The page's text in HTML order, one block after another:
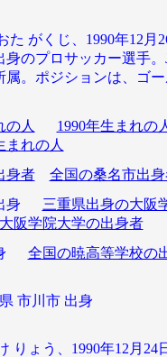
た がくじ、1990年12月
身のプロサッカー選手
属。ポジションは、ゴ
の人
1990年生まれの
まれの人
身者
全国の桑名市出
身 三重県出身の大阪
阪学院大学の出身者
身 全国の暁高等学校の
市川市 出身
りょう、1990年12月24